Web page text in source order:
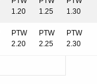
1.20
1.25
1.30
PTW
2.20
PTW
2.25
PTW
2.30